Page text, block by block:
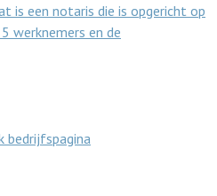
is een notaris die is opgericht op
werknemers en de
bedrijfspagina